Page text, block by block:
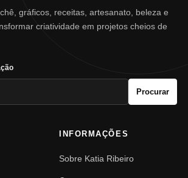
gráficos, receitas, artesanato, beleza e
criatividade em projetos cheios de
Procurar
INFORMAÇÕES
Sobre Katia Ribeiro